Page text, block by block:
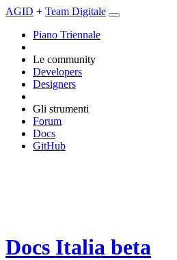
AGID + Team Digitale
Piano Triennale
Le community
Developers
Designers
Gli strumenti
Forum
Docs
GitHub
Docs Italia beta